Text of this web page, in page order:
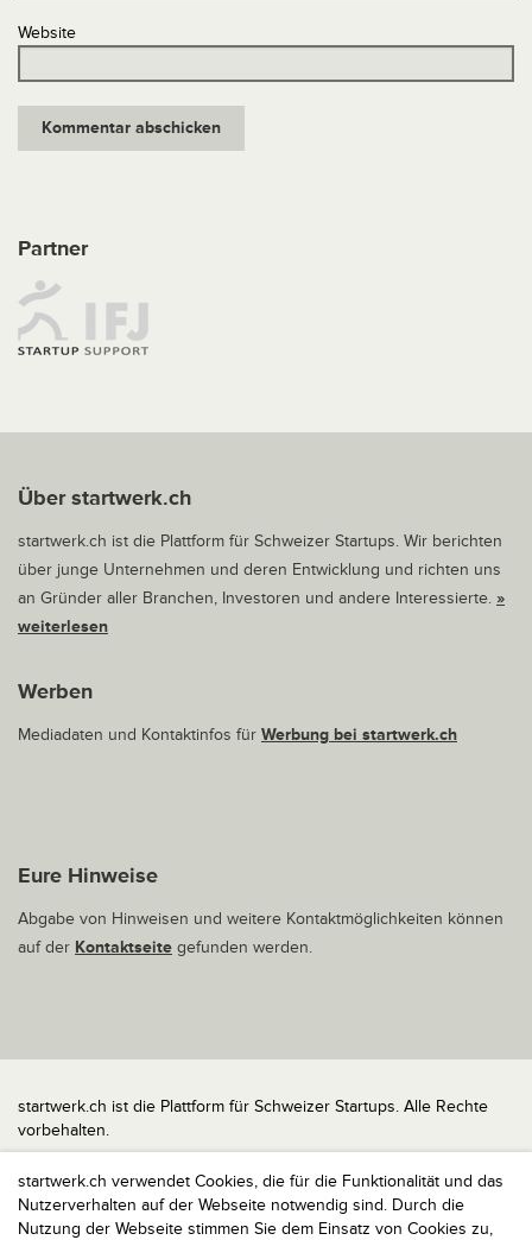
startwerk.ch verwendet Cookies, die für die Funktionalität und das
Nutzerverhalten auf der Webseite notwendig sind. Durch die
Nutzung der Webseite stimmen Sie dem Einsatz von Cookies zu,
Website
Partner
Über startwerk.ch
startwerk.ch ist die Plattform für Schweizer Startups. Wir berichten
über junge Unternehmen und deren Entwicklung und richten uns
an Gründer aller Branchen, Investoren und andere Interessierte. »
weiterlesen
Werben
Mediadaten und Kontaktinfos für Werbung bei startwerk.ch
Eure Hinweise
Abgabe von Hinweisen und weitere Kontaktmöglichkeiten können
auf der Kontaktseite gefunden werden.
startwerk.ch ist die Plattform für Schweizer Startups. Alle Rechte
vorbehalten.
Impressum
Kontakt
nach oben